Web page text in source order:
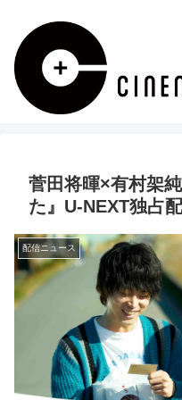
菅田将暉×有村架
た』U-NEXT独占
配信ニュース